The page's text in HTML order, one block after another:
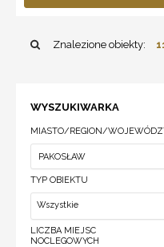
Znalezione obiekty:
WYSZUKIWARKA
MIASTO/REGION/
TYP OBIEKTU
Wszystkie
LICZBA MIEJSC
NOCLEGOWYCH